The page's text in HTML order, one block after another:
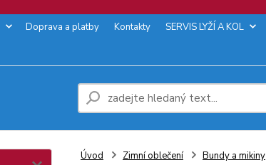
Doprava a platby Kontakty SERVIS LYŽÍ A KOL
Úvod Zimní oblečení Bundy a mikiny